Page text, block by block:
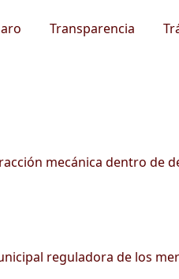
Transparencia
mecánica dentro de
reguladora de los